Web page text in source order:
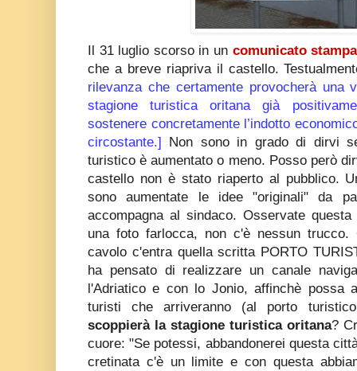
Il 31 luglio scorso in un comunicato stampa
che a breve riapriva il castello.
rilevanza che certamente provocherà una
stagione turistica oritana già
sostenere concretamente l’indotto
circostante.]
Non sono in grado di dirvi
turistico è aumentato o meno. Posso però
castello non è stato riaperto al pubblico.
sono aumentate le idee "originali" da
accompagna al sindaco. Osservate
una foto farlocca, non c'è nessun
cavolo c'entra quella scritta PORTO
ha pensato di realizzare un canale
l'Adriatico e con lo Jonio, affinchè possa
turisti che arriveranno (al porto
scoppierà la stagione turistica oritana?
cuore: "Se potessi, abbandonerei questa
cretinata c'è un limite e con questa